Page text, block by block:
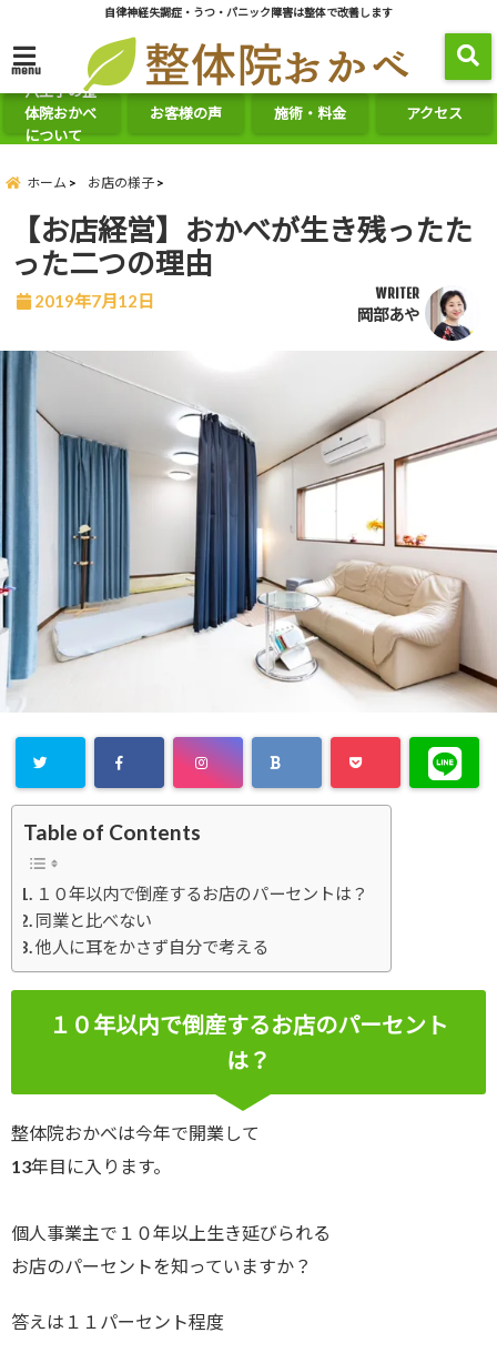
自律神経失調症・うつ・パニック障害は整体で改善します
menu
八王子の整
体院おかべ
について
お客様の声 施術・料金 アクセス
ホーム お店の様子
【お店経営】おかべが生き残ったた
った二つの理由
2019年7月12日 WRITER
岡部あや
Table of Contents
１０年以内で倒産するお店のパーセントは？
同業と比べない
他人に耳をかさず自分で考える
１０年以内で倒産するお店のパーセント
は？
整体院おかべは今年で開業して
13年目に入ります。
個人事業主で１０年以上生き延びられる
お店のパーセントを知っていますか？
答えは１１パーセント程度